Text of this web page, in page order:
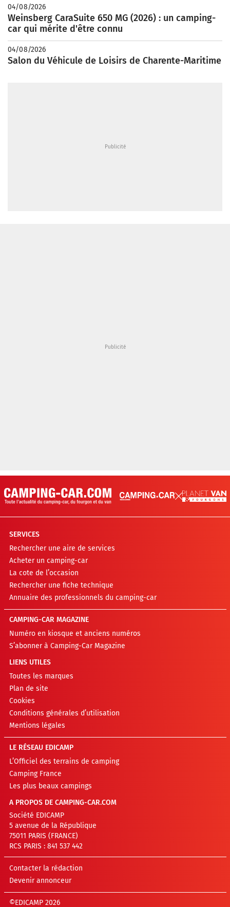
04/08/2026
Weinsberg CaraSuite 650 MG (2026) : un camping-
car qui mérite d'être connu
04/08/2026
Salon du Véhicule de Loisirs de Charente-Maritime
SERVICES
Rechercher une aire de services
Acheter un camping-car
La cote de l’occasion
Rechercher une fiche technique
Annuaire des professionnels du camping-car
CAMPING-CAR MAGAZINE
Numéro en kiosque et anciens numéros
S’abonner à Camping-Car Magazine
LIENS UTILES
Toutes les marques
Plan de site
Cookies
Conditions générales d’utilisation
Mentions légales
LE RÉSEAU EDICAMP
L’Officiel des terrains de camping
Camping France
Les plus beaux campings
A PROPOS DE CAMPING-CAR.COM
Société EDICAMP
5 avenue de la République
75011 PARIS (FRANCE)
RCS PARIS : 841 537 442
Contacter la rédaction
Devenir annonceur
©EDICAMP 2026